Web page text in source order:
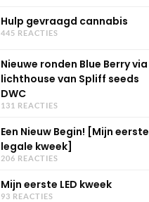
Hulp gevraagd cannabis
445 REACTIES
Nieuwe ronden Blue Berry via
lichthouse van Spliff seeds
DWC
131 REACTIES
Een Nieuw Begin! [Mijn eerste
legale kweek]
206 REACTIES
Mijn eerste LED kweek
93 REACTIES